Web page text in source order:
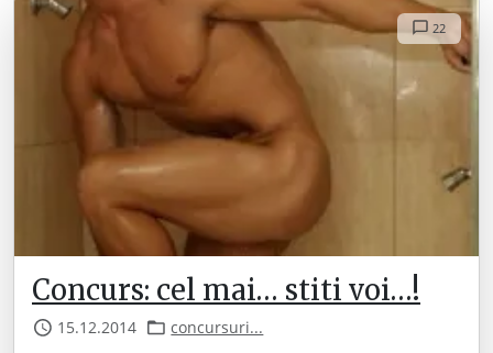
22
Concurs: cel mai… stiti voi…!
15.12.2014 concursuri...